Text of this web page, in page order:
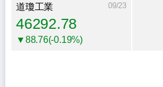
道瓊工業 09/23
46292.78
▼88.76(-0.19%)